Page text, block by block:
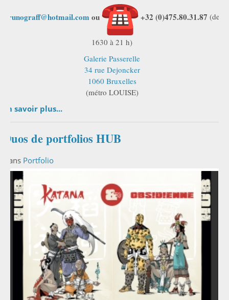
brunograff@hotmail.com ou +32 (0)475.80.31.87 (de
1630 à 21 h)
Galerie Passerelle
34 rue Dejoncker
1060 Bruxelles
(métro LOUISE)
En savoir plus...
Duos de portfolios HUB
Dans Portfolio